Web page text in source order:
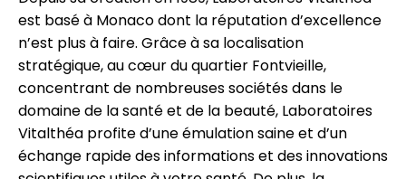
est basé à Monaco dont la réputation d’excellence
n’est plus à faire. Grâce à sa localisation
stratégique, au cœur du quartier Fontvieille,
concentrant de nombreuses sociétés dans le
domaine de la santé et de la beauté, Laboratoires
Vitalthéa profite d’une émulation saine et d’un
échange rapide des informations et des innovations